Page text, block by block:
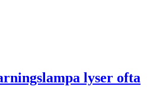
lyser ofta